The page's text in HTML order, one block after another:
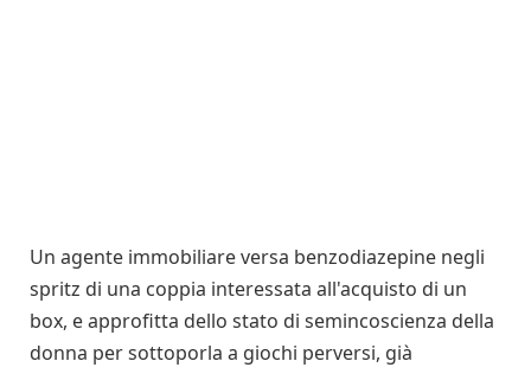
Un agente immobiliare versa benzodiazepine negli
spritz di una coppia interessata all'acquisto di un
box, e approfitta dello stato di semincoscienza della
donna per sottoporla a giochi perversi, già